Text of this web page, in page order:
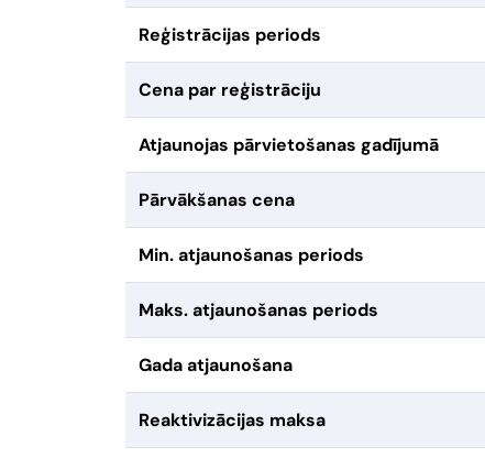
Reģistrācijas periods
Cena par reģistrāciju
Atjaunojas pārvietošanas gadījumā
Pārvākšanas cena
Min. atjaunošanas periods
Maks. atjaunošanas periods
Gada atjaunošana
Reaktivizācijas maksa